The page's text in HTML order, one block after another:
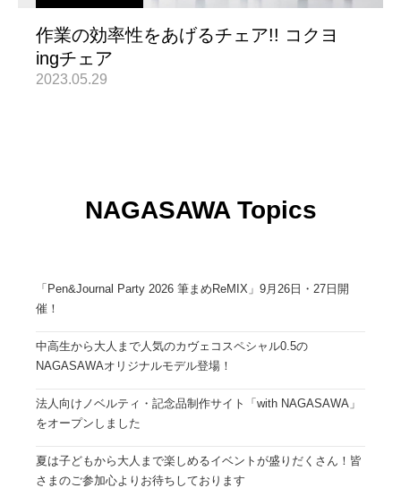
作業の効率性をあげるチェア!! コクヨ
ingチェア
2023.05.29
NAGASAWA Topics
「Pen&Journal Party 2026 筆まめReMIX」9月26日・27日開
催！
中高生から大人まで人気のカヴェコスペシャル0.5の
NAGASAWAオリジナルモデル登場！
法人向けノベルティ・記念品制作サイト「with NAGASAWA」
をオープンしました
夏は子どもから大人まで楽しめるイベントが盛りだくさん！皆
さまのご参加心よりお待ちしております